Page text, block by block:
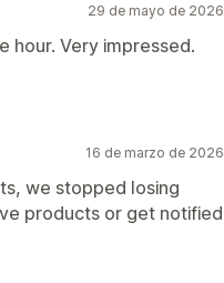
29 de mayo de 2026
hour. Very impressed.
16 de marzo de 2026
we stopped losing
products or get notified